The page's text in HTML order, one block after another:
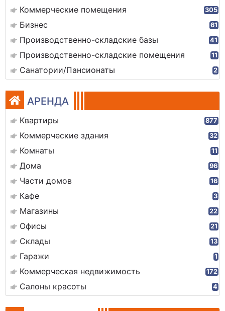
Коммерческие помещения 305
Бизнес 61
Производственно-складские базы 41
Производственно-складские помещения 11
Санатории/Пансионаты 2
АРЕНДА
Квартиры 877
Коммерческие здания 32
Комнаты 11
Дома 96
Части домов 16
Кафе 3
Магазины 22
Офисы 21
Склады 13
Гаражи 1
Коммерческая недвижимость 172
Салоны красоты 4